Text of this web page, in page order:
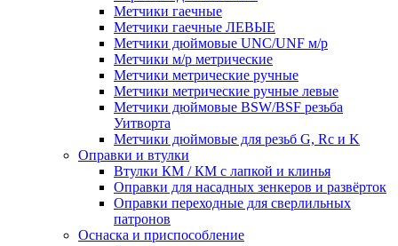
Метчики гаечные
Метчики гаечные ЛЕВЫЕ
Метчики дюймовые UNC/UNF м/р
Метчики м/р метрические
Метчики метрические ручные
Метчики метрические ручные левые
Метчики дюймовые BSW/BSF резьба
Уитворта
Метчики дюймовые для резьб G, Rc и K
Оправки и втулки
Втулки КМ / КМ с лапкой и клинья
Оправки для насадных зенкеров и развёрток
Оправки переходные для сверлильных
патронов
Оснаска и приспособление